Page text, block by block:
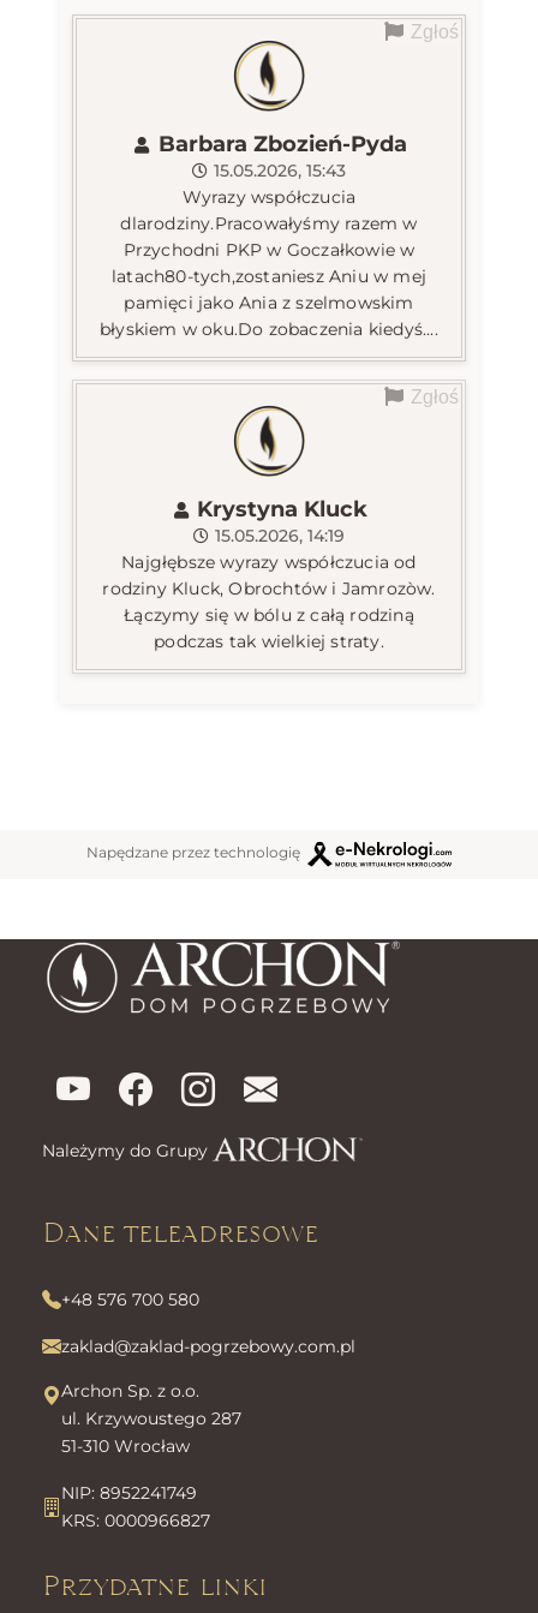
Barbara Zbozień-Pyda
15.05.2026, 15:43
Wyrazy współczucia
dlarodziny.Pracowałyśmy razem w
Przychodni PKP w Goczałkowie w
latach80-tych,zostaniesz Aniu w mej
pamięci jako Ania z szelmowskim
błyskiem w oku.Do zobaczenia kiedyś....
Zgłoś
Krystyna Kluck
15.05.2026, 14:19
Najgłębsze wyrazy współczucia od
rodziny Kluck, Obrochtów i Jamrozòw.
Łączymy się w bólu z całą rodziną
podczas tak wielkiej straty.
Zgłoś
Napędzane przez technologię
Należymy do Grupy
Dane teleadresowe
+48 576 700 580
zaklad@zaklad-pogrzebowy.com.pl
Archon Sp. z o.o.
ul. Krzywoustego 287
51-310 Wrocław
NIP: 8952241749
KRS: 0000966827
Przydatne linki